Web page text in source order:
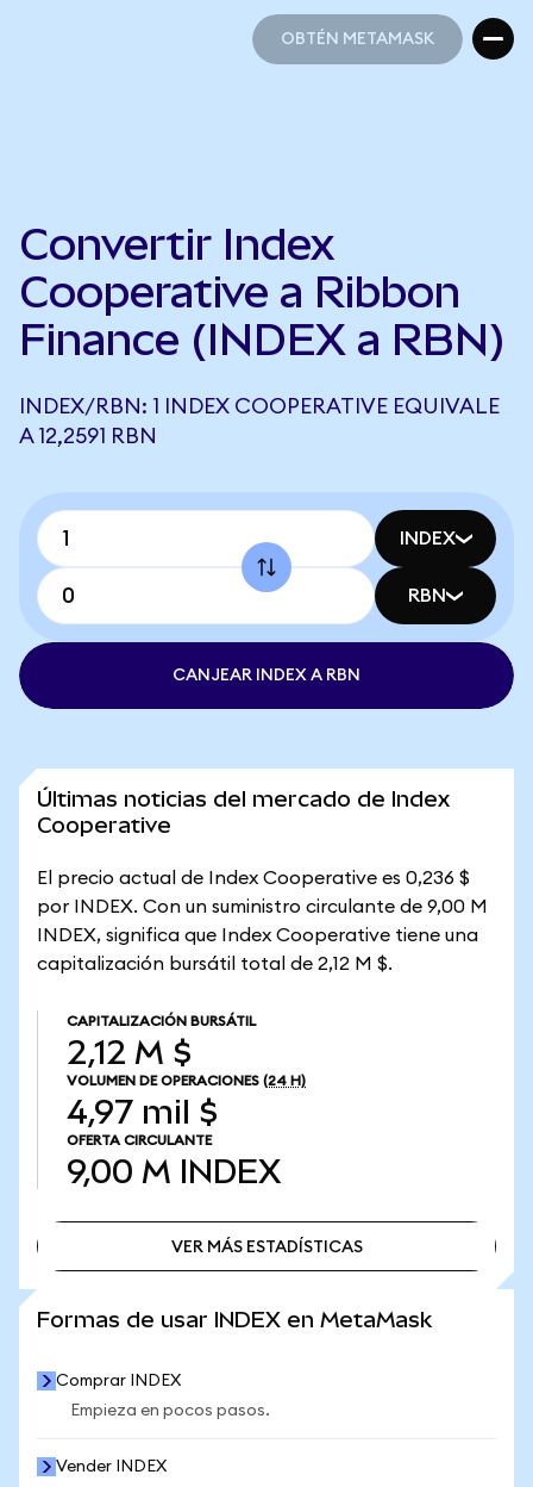
OBTÉN METAMASK
Convertir Index
Cooperative a Ribbon
Finance (INDEX a RBN)
INDEX/RBN: 1 INDEX COOPERATIVE EQUIVALE
A 12,2591 RBN
INDEX
RBN
CANJEAR INDEX A RBN
Últimas noticias del mercado de Index
Cooperative
El precio actual de Index Cooperative es 0,236 $
por INDEX. Con un suministro circulante de 9,00 M
INDEX, significa que Index Cooperative tiene una
capitalización bursátil total de 2,12 M $.
CAPITALIZACIÓN BURSÁTIL
2,12 M $
VOLUMEN DE OPERACIONES (24 H)
4,97 mil $
OFERTA CIRCULANTE
9,00 M INDEX
VER MÁS ESTADÍSTICAS
Formas de usar INDEX en MetaMask
Comprar INDEX
Empieza en pocos pasos.
Vender INDEX